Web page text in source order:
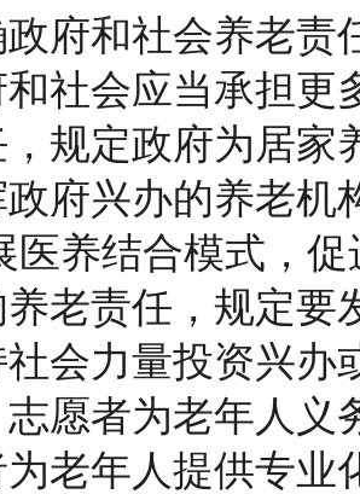
和社会养老责
社会应当承担更
规定政府为居家
府兴办的养老机
医养结合模式，
老责任，规定要
会力量投资兴办
愿者为老年人义
老年人提供专业